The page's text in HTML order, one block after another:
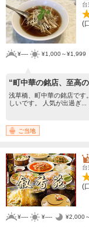
(
¥---- ¥1,000～¥1,999
“町中華の銘店、至高
浅草橋、町中華の銘店です
しいです。 人気が出過ぎ...
ご当地
(
¥---- ¥---- ¥2,000